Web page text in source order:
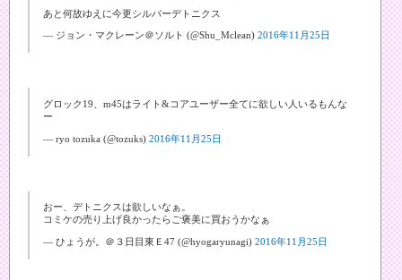
あと何故ゆえに今更シルバーデトニクス
— ジョン・マクレーン＠ソルト (@Shu_Mclean) 2016年11月25日
グロック19、m45はライト&コアユーザー全てに欲しい人いるもんな
ー
— ryo tozuka (@tozuks) 2016年11月25日
おー、デトニクスは欲しいなぁ。
コミケの売り上げ良かったらご褒美に買おうかなぁ
— ひょうが。＠３日目東Ｅ47 (@hyogaryunagi) 2016年11月25日